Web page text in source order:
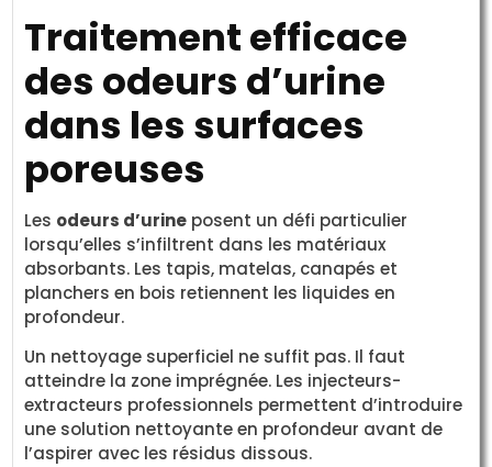
Traitement efficace
des odeurs d’urine
dans les surfaces
poreuses
Les odeurs d’urine posent un défi particulier
lorsqu’elles s’infiltrent dans les matériaux
absorbants. Les tapis, matelas, canapés et
planchers en bois retiennent les liquides en
profondeur.
Un nettoyage superficiel ne suffit pas. Il faut
atteindre la zone imprégnée. Les injecteurs-
extracteurs professionnels permettent d’introduire
une solution nettoyante en profondeur avant de
l’aspirer avec les résidus dissous.